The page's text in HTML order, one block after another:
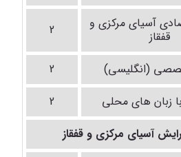
آسیای مرکزی و
قفقاز
2
(انگلیسی)
2
زبان های محلی
2
آسیای مرکزی و قفقاز